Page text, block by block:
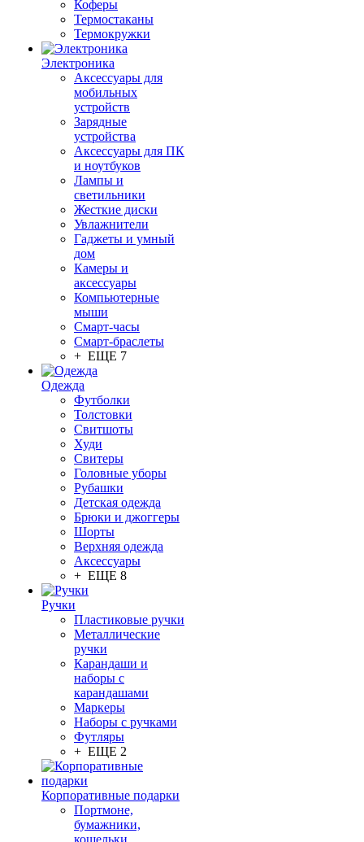
Коферы
Термостаканы
Термокружки
Электроника
Аксессуары для
мобильных
устройств
Зарядные
устройства
Аксессуары для ПК
и ноутбуков
Лампы и
светильники
Жесткие диски
Увлажнители
Гаджеты и умный
дом
Камеры и
аксессуары
Компьютерные
мыши
Смарт-часы
Смарт-браслеты
+ ЕЩЕ 7
Одежда
Футболки
Толстовки
Свитшоты
Худи
Свитеры
Головные уборы
Рубашки
Детская одежда
Брюки и джоггеры
Шорты
Верхняя одежда
Аксессуары
+ ЕЩЕ 8
Ручки
Пластиковые ручки
Металлические
ручки
Карандаши и
наборы с
карандашами
Маркеры
Наборы с ручками
Футляры
+ ЕЩЕ 2
Корпоративные подарки
Портмоне,
бумажники,
кошельки